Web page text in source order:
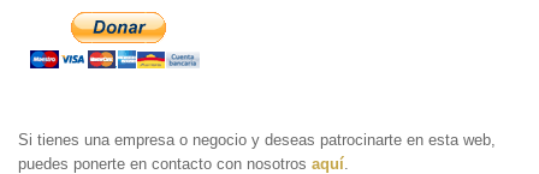
Si tienes una empresa o negocio y deseas patrocinarte en esta web,
puedes ponerte en contacto con nosotros aquí